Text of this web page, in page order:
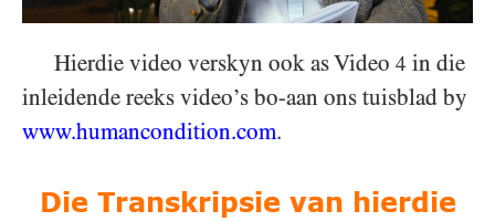
Hierdie video verskyn ook as Video 4 in die
inleidende reeks video’s bo-aan ons tuisblad by
www.humancondition.com.
Die Transkripsie van hierdie